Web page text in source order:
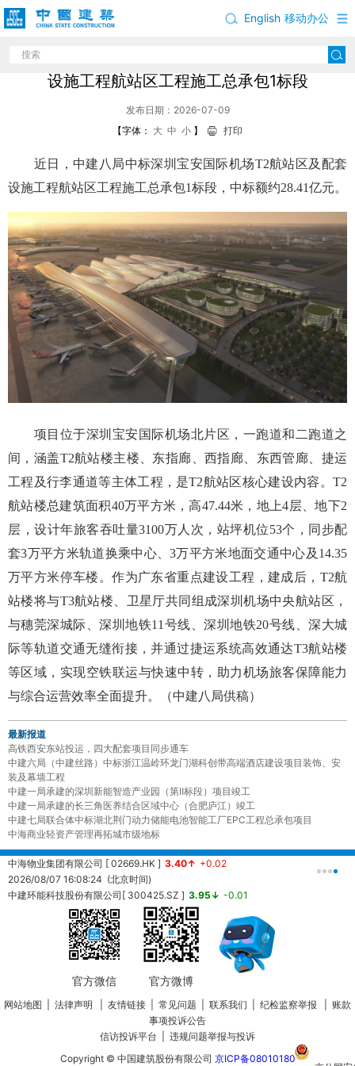
移动办公
English
中建八局中标深圳宝安国际机场T2航站区及配套
设施工程航站区工程施工总承包1标段
发布日期：2026-07-09
【字体： 大 中 小 】 打印
近日，中建八局中标深圳宝安国际机场T2航站区及配套
设施工程航站区工程施工总承包1标段，中标额约28.41亿元。
项目位于深圳宝安国际机场北片区，一跑道和二跑道之
间，涵盖T2航站楼主楼、东指廊、西指廊、东西管廊、捷运
工程及行李通道等主体工程，是T2航站区核心建设内容。T2
航站楼总建筑面积40万平方米，高47.44米，地上4层、地下2
层，设计年旅客吞吐量3100万人次，站坪机位53个，同步配
套3万平方米轨道换乘中心、3万平方米地面交通中心及14.35
万平方米停车楼。作为广东省重点建设工程，建成后，T2航
站楼将与T3航站楼、卫星厅共同组成深圳机场中央航站区，
与穗莞深城际、深圳地铁11号线、深圳地铁20号线、深大城
际等轨道交通无缝衔接，并通过捷运系统高效通达T3航站楼
等区域，实现空铁联运与快速中转，助力机场旅客保障能力
与综合运营效率全面提升。（中建八局供稿）
最新报道
高铁西安东站投运，四大配套项目同步通车
中建六局（中建丝路）中标浙江温岭环龙门湖科创带高端酒店建设项目装饰、安
装及幕墙工程
中建一局承建的深圳新能智造产业园（第Ⅱ标段）项目竣工
中建一局承建的长三角医养结合区域中心（合肥庐江）竣工
中建七局联合体中标湖北荆门动力储能电池智能工厂EPC工程总承包项目
中海商业轻资产管理再拓城市级地标
中海物业集团有限公司 [ 02669.HK ] 3.40↑ +0.02
2026/08/07 16:08:24 (北京时间)
中建环能科技股份有限公司[ 300425.SZ ] 3.95↓ -0.01
20260807161457 (北京时间)
官方微信 官方微博
网站地图 法律声明 友情链接 常见问题 联系我们 纪检监察举报
账款
事项投诉公告
信访投诉平台
违规问题举报与投诉
Copyright © 中国建筑股份有限公司 京ICP备08010180